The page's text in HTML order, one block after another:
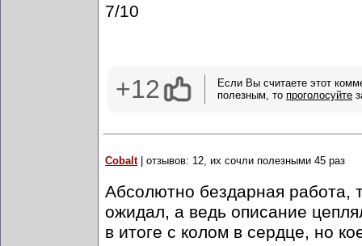
7/10
+12
Если Вы считаете этот
полезным, то проголосуйте
Cobalt| отзывов: 12, их сочли полезными 45 раз
Абсолютно бездарная работа,
ожидал, а ведь описание
в итоге с колом в сердце, но